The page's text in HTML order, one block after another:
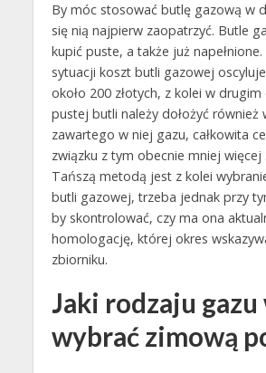
By móc stosować butlę gazową w
się nią najpierw zaopatrzyć. Butle
kupić puste, a także już
sytuacji koszt butli gazowej
około 200 złotych, z kolei w
pustej butli należy dołożyć również
zawartego w niej gazu, całkowita
związku z tym obecnie mniej więcej
Tańszą metodą jest z kolei
butli gazowej, trzeba jednak przy
by skontrolować, czy ma ona
homologację, której okres
zbiorniku.
Jaki rodzaju
wybrać zimową